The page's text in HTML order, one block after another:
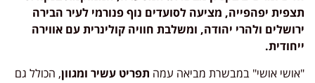
תצפית יפהפייה, מציעה לסועדים נוף פנורמי לעיר הבירה
ירושלים ולהרי יהודה, ומשלבת חוויה קולינרית עם אווירה
ייחודית.
"אושי אושי" במבשרת מביאה עמה תפריט עשיר ומגוון, הכולל גם